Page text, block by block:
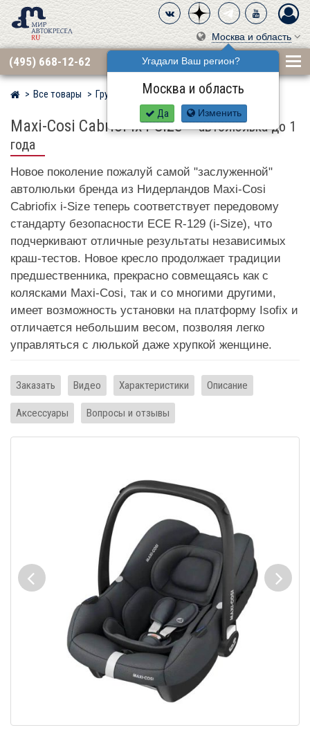
Москва и область
Угадали Ваш регион?
Москва и область
Да Изменить
(495) 668-12-62
Мир детских автокресел
Все товары Группа 0+ (до 13 кг) MAXI-COSI
Maxi-Cosi CabrioFix i-Size–автолюлька до 1
года
Новое поколение пожалуй самой "заслуженной"
автолюльки бренда из Нидерландов Maxi-Cosi
Cabriofix i-Size теперь соответствует передовому
стандарту безопасности ECE R-129 (i-Size), что
подчеркивают отличные результаты независимых
краш-тестов. Новое кресло продолжает традиции
предшественника, прекрасно совмещаясь как с
колясками Maxi-Cosi, так и со многими другими,
имеет возможность установки на платформу Isofix и
отличается небольшим весом, позволяя легко
управляться с люлькой даже хрупкой женщине.
Заказать Видео Характеристики Описание
Аксессуары Вопросы и отзывы